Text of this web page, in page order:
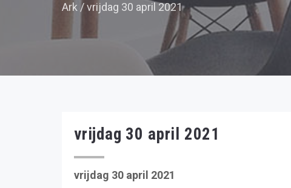
Ark /vrijdag 30 april 2021
vrijdag 30 april 2021
vrijdag 30 april 2021